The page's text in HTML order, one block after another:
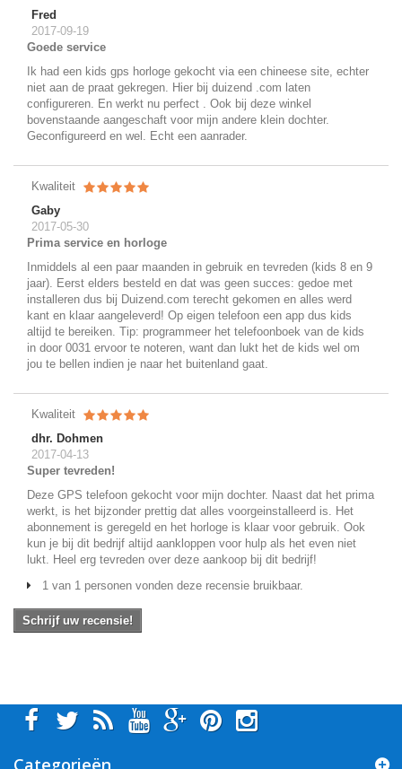
Fred
2017-09-19
Goede service
Ik had een kids gps horloge gekocht via een chineese site, echter
niet aan de praat gekregen. Hier bij duizend .com laten
configureren. En werkt nu perfect . Ook bij deze winkel
bovenstaande aangeschaft voor mijn andere klein dochter.
Geconfigureerd en wel. Echt een aanrader.
Kwaliteit
Gaby
2017-05-30
Prima service en horloge
Inmiddels al een paar maanden in gebruik en tevreden (kids 8 en 9
jaar). Eerst elders besteld en dat was geen succes: gedoe met
installeren dus bij Duizend.com terecht gekomen en alles werd
kant en klaar aangeleverd! Op eigen telefoon een app dus kids
altijd te bereiken. Tip: programmeer het telefoonboek van de kids
in door 0031 ervoor te noteren, want dan lukt het de kids wel om
jou te bellen indien je naar het buitenland gaat.
Kwaliteit
dhr. Dohmen
2017-04-13
Super tevreden!
Deze GPS telefoon gekocht voor mijn dochter. Naast dat het prima
werkt, is het bijzonder prettig dat alles voorgeinstalleerd is. Het
abonnement is geregeld en het horloge is klaar voor gebruik. Ook
kun je bij dit bedrijf altijd aankloppen voor hulp als het even niet
lukt. Heel erg tevreden over deze aankoop bij dit bedrijf!
1 van 1 personen vonden deze recensie bruikbaar.
Schrijf uw recensie!
Categorieën